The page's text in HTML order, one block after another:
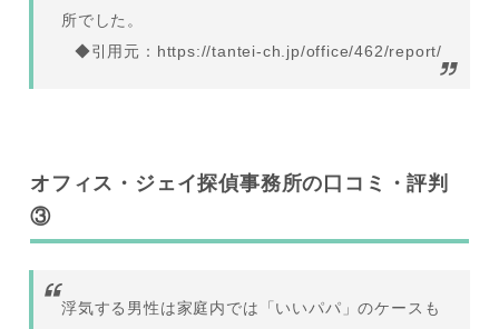
所でした。
◆引用元：https://tantei-ch.jp/office/462/report/
オフィス・ジェイ探偵事務所の口コミ・評判
③
浮気する男性は家庭内では「いいパパ」のケースも